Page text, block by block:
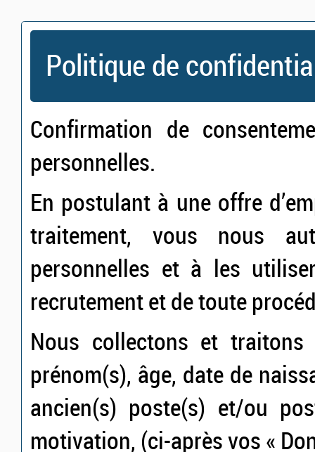
Politique de
Confirmation de
personnelles.
En postulant à une offre
traitement, vous nous
personnelles et à les
recrutement et de toute
Nous collectons et
prénom(s), âge, date de
ancien(s) poste(s) et/ou
motivation, (ci-après vos «